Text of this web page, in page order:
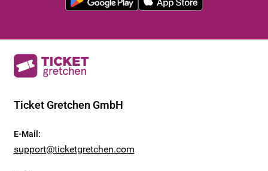
Ticket Gretchen GmbH
E-Mail :
support@ticketgretchen.com